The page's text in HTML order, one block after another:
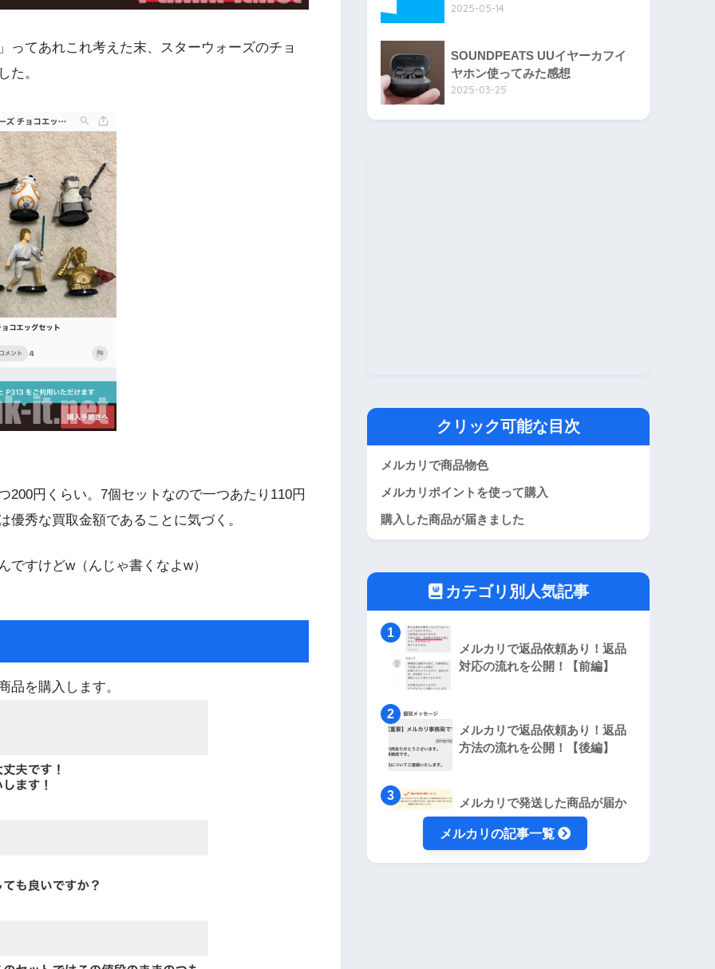
ってあれこれ考えた末、スターウォーズのチョ
た。
円くらい。7個セットなので一つあたり110円
秀な買取金額であることに気づく。
すけどw（んじゃ書くなよw）
品を購入します。
2025-05-14
SOUNDPEATS UUイヤーカフイ
ヤホン使ってみた感想
2025-03-25
クリック可能な目次
メルカリで商品物色
メルカリポイントを使って購入
購入した商品が届きました
カテゴリ別人気記事
メルカリで返品依頼あり！返品
対応の流れを公開！【前編】
メルカリで返品依頼あり！返品
方法の流れを公開！【後編】
メルカリで発送した商品が届か
ない！落札者へ到着しない時の
原因まとめ
メルカリの記事一覧